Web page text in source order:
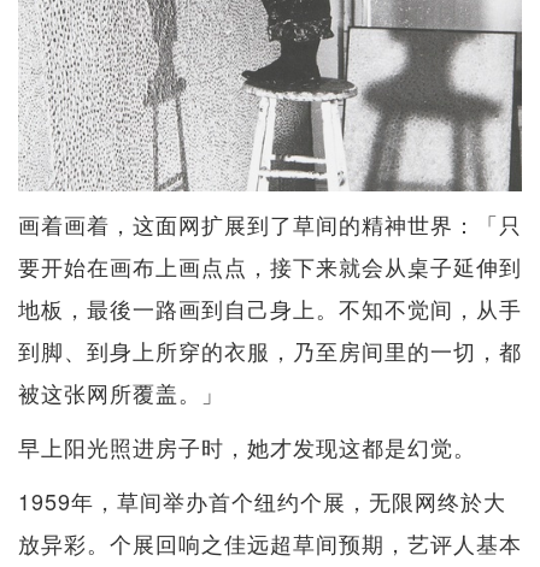
画着画着，这面网扩展到了草间的精神世界：「只
要开始在画布上画点点，接下来就会从桌子延伸到
地板，最後一路画到自己身上。不知不觉间，从手
到脚、到身上所穿的衣服，乃至房间里的一切，都
被这张网所覆盖。」
早上阳光照进房子时，她才发现这都是幻觉。
1959年，草间举办首个纽约个展，无限网终於大
放异彩。个展回响之佳远超草间预期，艺评人基本